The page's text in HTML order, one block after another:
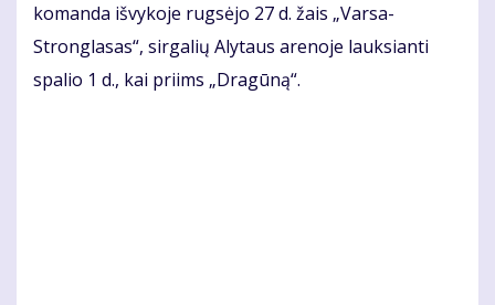
komanda išvykoje rugsėjo 27 d. žais „Varsa-
Stronglasas“, sirgalių Alytaus arenoje lauksianti
spalio 1 d., kai priims „Dragūną“.